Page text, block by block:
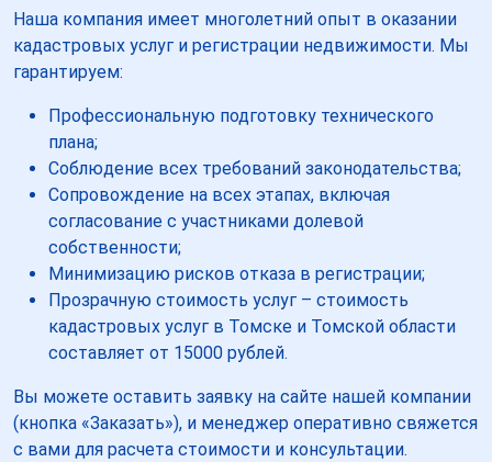
Наша компания имеет многолетний опыт в оказании
кадастровых услуг и регистрации недвижимости. Мы
гарантируем:
Профессиональную подготовку технического
плана;
Соблюдение всех требований законодательства;
Сопровождение на всех этапах, включая
согласование с участниками долевой
собственности;
Минимизацию рисков отказа в регистрации;
Прозрачную стоимость услуг – стоимость
кадастровых услуг в Томске и Томской области
составляет от 15000 рублей.
Вы можете оставить заявку на сайте нашей компании
(кнопка «Заказать»), и менеджер оперативно свяжется
с вами для расчета стоимости и консультации.